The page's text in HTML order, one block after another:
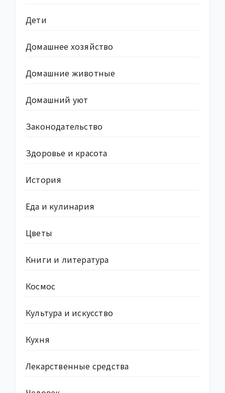
Дети
Домашнее хозяйство
Домашние животные
Домашний уют
Законодательство
Здоровье и красота
История
Еда и кулинария
Цветы
Книги и литература
Космос
Культура и искусство
Кухня
Лекарственные средства